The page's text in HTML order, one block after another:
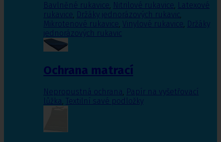
Bavlněné rukavice, Nitrilové rukavice, Latexové
rukavice, Držáky jednorázových rukavic,
Mikrotenové rukavice, Vinylové rukavice, Držáky
jednorázových rukavic
Ochrana matrací
Nepropustná ochrana, Papír na vyšetřovací
lůžka, Textilní savé podložky